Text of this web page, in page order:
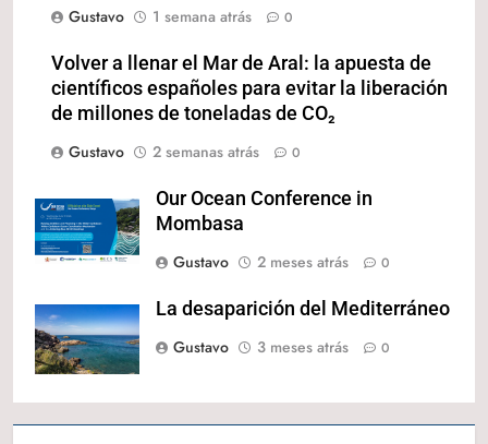
Gustavo
1 semana atrás 0
Volver a llenar el Mar de Aral: la apuesta de
científicos españoles para evitar la liberación
de millones de toneladas de CO₂
Gustavo
2 semanas atrás 0
Our Ocean Conference in
Mombasa
Gustavo
2 meses atrás 0
La desaparición del Mediterráneo
Gustavo
3 meses atrás 0